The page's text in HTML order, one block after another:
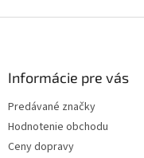
Informácie pre vás
Predávané značky
Hodnotenie obchodu
Ceny dopravy